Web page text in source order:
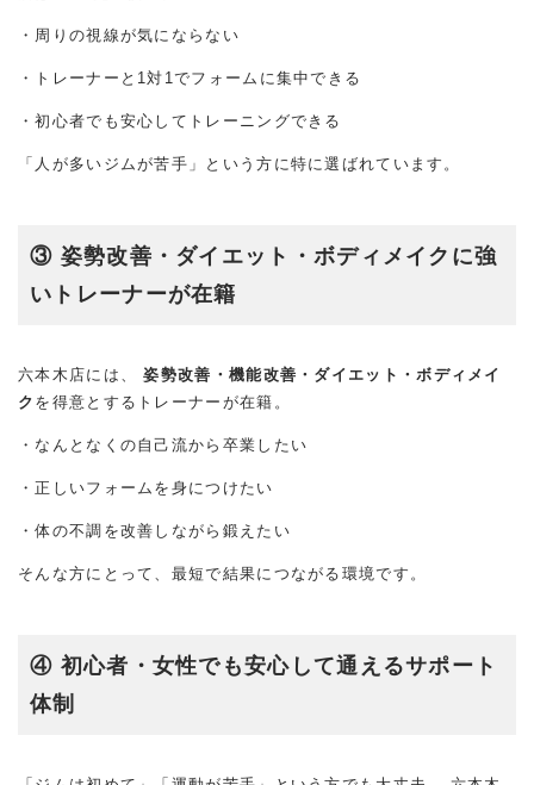
・周りの視線が気にならない
・トレーナーと1対1でフォームに集中できる
・初心者でも安心してトレーニングできる
「人が多いジムが苦手」という方に特に選ばれています。
③ 姿勢改善・ダイエット・ボディメイクに強
いトレーナーが在籍
六本木店には、姿勢改善・機能改善・ダイエット・ボディメイ
ク を得意とするトレーナーが在籍。
・なんとなくの自己流から卒業したい
・正しいフォームを身につけたい
・体の不調を改善しながら鍛えたい
そんな方にとって、最短で結果につながる環境です。
④ 初心者・女性でも安心して通えるサポート
体制